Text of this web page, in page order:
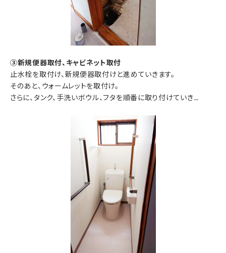
③新規便器取付、キャビネット取付
止水栓を取付け、新規便器取付けと進めていきます。
そのあと、ウォームレットを取付け。
さらに、タンク、手洗いボウル、フタを順番に取り付けていき…